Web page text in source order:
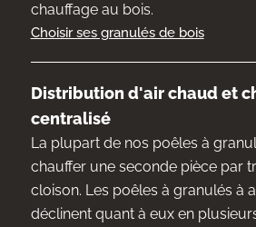
chauffage au bois.
Choisir ses granulés de bois
Distribution d'air chaud et
centralisé
La plupart de nos poêles à
chauffer une seconde pièce par
cloison. Les poêles à granulés à
déclinent quant à eux en